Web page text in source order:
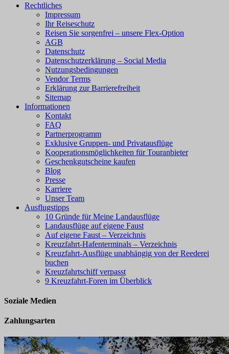
Rechtliches
Impressum
Ihr Reiseschutz
Reisen Sie sorgenfrei – unsere Flex-Option
AGB
Datenschutz
Datenschutzerklärung – Social Media
Nutzungsbedingungen
Vendor Terms
Erklärung zur Barrierefreiheit
Sitemap
Informationen
Kontakt
FAQ
Partnerprogramm
Exklusive Gruppen- und Privatausflüge
Kooperationsmöglichkeiten für Touranbieter
Geschenkgutscheine kaufen
Blog
Presse
Karriere
Unser Team
Ausflugstipps
10 Gründe für Meine Landausflüge
Landausflüge auf eigene Faust
Auf eigene Faust – Verzeichnis
Kreuzfahrt-Hafenterminals – Verzeichnis
Kreuzfahrt-Ausflüge unabhängig von der Reederei
buchen
Kreuzfahrtschiff verpasst
9 Kreuzfahrt-Foren im Überblick
Soziale Medien
Zahlungsarten